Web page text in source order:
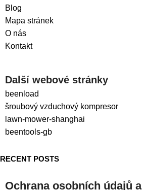
Blog
Mapa stránek
O nás
Kontakt
Další webové stránky
beenload
šroubový vzduchový kompresor
lawn-mower-shanghai
beentools-gb
RECENT POSTS
Ochrana osobních údajů